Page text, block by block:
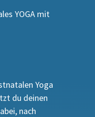
YOGA mit
Yoga
du deinen
nach